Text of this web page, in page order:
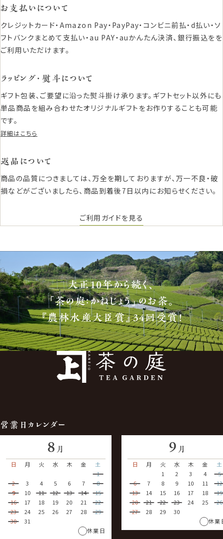
お支払いについて
クレジットカード・Amazon Pay・PayPay・コンビニ前払・d払い・ソ
フトバンクまとめて支払い・au PAY・auかんたん決済、銀行振込をを
ご利用いただけます。
ラッピング・熨斗について
ギフト包装、ご要望に沿った熨斗掛け承ります。ギフトセット以外にも
単品商品を組み合わせたオリジナルギフトをお作りすることも可能
です。
詳細はこちら
返品について
商品の品質につきましては、万全を期しておりますが、万一不良・破
損などがございましたら、商品到着後7日以内にお知らせください。
ご利用ガイドを見る
大正10年から続く、
「茶の庭：かねじょう」のお茶。
『農林水産大臣賞』34回受賞！
営業日カレンダー
8 月
日
月 火 水 木 金
土
1
2
3 4 5 6 7
8
9
10 11 12 13 14
15
16
17 18 19 20 21
22
23
24 25 26 27 28
29
30
31
休業日
9 月
日
月 火 水 木 金
土
1
2 3 4
5
6
7 8 9 10 11
12
13
14 15 16 17 18
19
20
21 22 23 24 25
26
27
28 29
30
休業